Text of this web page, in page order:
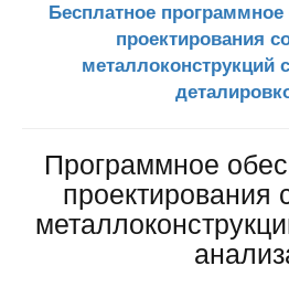
Бесплатное
проектирования
металлоконструкций
Программное
проектирования